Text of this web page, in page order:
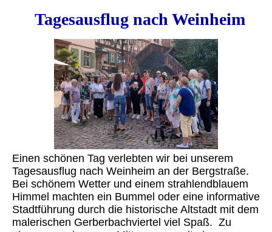
Tagesausflug nach Weinheim
Einen schönen Tag verlebten wir bei unserem
Tagesausflug nach Weinheim an der Bergstraße.
Bei schönem Wetter und einem strahlendblauem
Himmel machten ein Bummel oder eine informative
Stadtführung durch die historische Altstadt mit dem
malerischen Gerberbachviertel viel Spaß. Zu